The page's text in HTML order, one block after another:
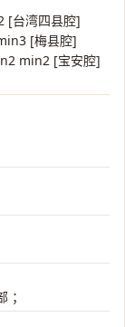
[台湾四县腔]
[梅县腔]
min2 [宝安腔]
；